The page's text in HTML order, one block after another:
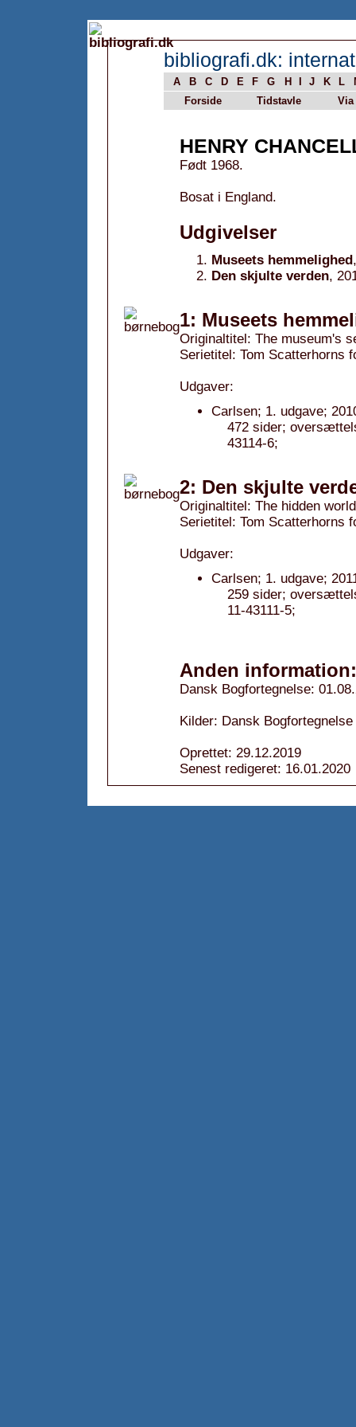
bibliografi.dk:
A B C D E F G H J K L
Forside
Tidstavle Via
HENRY
Født 1968.
Bosat i England.
Udgivelser
Museets hemmelighed
Den skjulte verden,
1: Museets
Originaltitel: The museum's
Serietitel: Tom Scatterhorns
Udgaver:
Carlsen; 1. udgave;
472 sider;
43114-6;
2: Den skjulte
Originaltitel: The hidden
Serietitel: Tom Scatterhorns
Udgaver:
Carlsen; 1. udgave;
259 sider;
11-43111-5;
Anden information:
Dansk Bogfortegnelse:
Kilder: Dansk Bogfortegnelse
Oprettet: 29.12.2019
Senest redigeret: 16.01.2020